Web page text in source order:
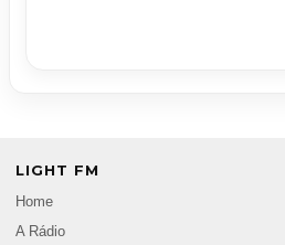
LIGHT FM
Home
A Rádio